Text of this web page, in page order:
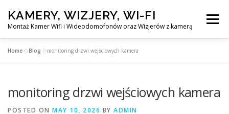
content
KAMERY, WIZJERY, WI-FI
Montaż Kamer Wifi i Wideodomofonów oraz Wizjerów z kamerą
Menu
MONTAŻ WIDEDOMOFONÓW
Home »Blog »monitoring drzwi wejściowych kamera
monitoring drzwi wejściowych kamera
POSTED ON MAY 10, 2026 BY ADMIN